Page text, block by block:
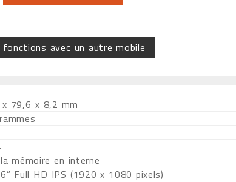
fonctions avec un autre mobile
79,6 x 8,2 mm
mémoire en interne
Full HD IPS (1920 x 1080 pixels)